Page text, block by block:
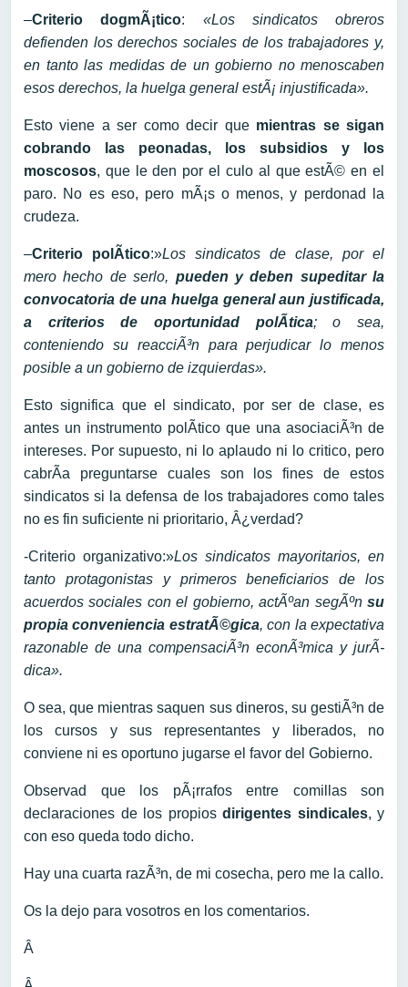
–Criterio dogmÃ¡tico: «Los sindicatos obreros
defienden los derechos sociales de los trabajadores y,
en tanto las medidas de un gobierno no menoscaben
esos derechos, la huelga general estÃ¡ injustificada».
Esto viene a ser como decir que mientras se sigan
cobrando las peonadas, los subsidios y los
moscosos, que le den por el culo al que estÃ© en el
paro. No es eso, pero mÃ¡s o menos, y perdonad la
crudeza.
–Criterio polÃ­tico:»Los sindicatos de clase, por el
mero hecho de serlo, pueden y deben supeditar la
convocatoria de una huelga general aun justificada,
a criterios de oportunidad polÃ­tica; o sea,
conteniendo su reacciÃ³n para perjudicar lo menos
posible a un gobierno de izquierdas».
Esto significa que el sindicato, por ser de clase, es
antes un instrumento polÃ­tico que una asociaciÃ³n de
intereses. Por supuesto, ni lo aplaudo ni lo critico, pero
cabrÃ­a preguntarse cuales son los fines de estos
sindicatos si la defensa de los trabajadores como tales
no es fin suficiente ni prioritario, Â¿verdad?
-Criterio organizativo:»Los sindicatos mayoritarios, en
tanto protagonistas y primeros beneficiarios de los
acuerdos sociales con el gobierno, actÃºan segÃºn su
propia conveniencia estratÃ©gica, con la expectativa
razonable de una compensaciÃ³n econÃ³mica y jurÃ­
dica».
O sea, que mientras saquen sus dineros, su gestiÃ³n de
los cursos y sus representantes y liberados, no
conviene ni es oportuno jugarse el favor del Gobierno.
Observad que los pÃ¡rrafos entre comillas son
declaraciones de los propios dirigentes sindicales, y
con eso queda todo dicho.
Hay una cuarta razÃ³n, de mi cosecha, pero me la callo.
Os la dejo para vosotros en los comentarios.
Â